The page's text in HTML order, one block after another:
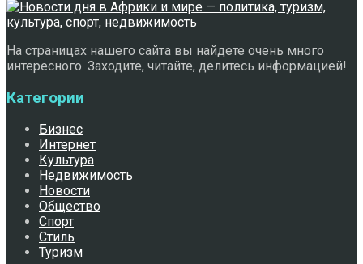
На страницах нашего сайта вы найдете очень много
интересного. Заходите, читайте, делитесь информацией!
Категории
Бизнес
Интернет
Культура
Недвижимость
Новости
Общество
Спорт
Стиль
Туризм